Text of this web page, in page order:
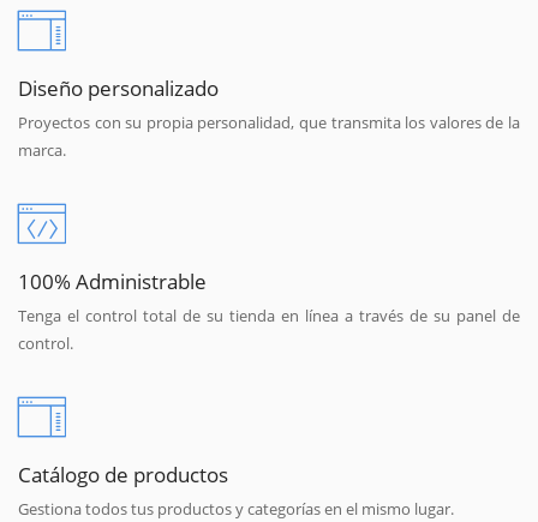
Diseño personalizado
Proyectos con su propia personalidad, que transmita los valores de la
marca.
100% Administrable
Tenga el control total de su tienda en línea a través de su panel de
control.
Catálogo de productos
Gestiona todos tus productos y categorías en el mismo lugar.